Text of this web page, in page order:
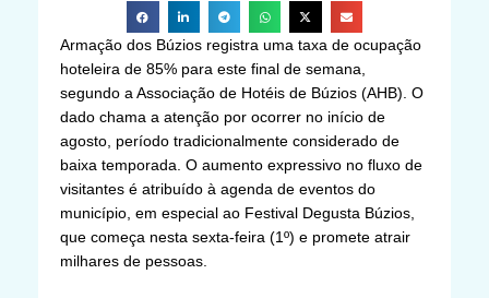
Armação dos Búzios registra uma taxa de ocupação
hoteleira de 85% para este final de semana,
segundo a Associação de Hotéis de Búzios (AHB). O
dado chama a atenção por ocorrer no início de
agosto, período tradicionalmente considerado de
baixa temporada. O aumento expressivo no fluxo de
visitantes é atribuído à agenda de eventos do
município, em especial ao Festival Degusta Búzios,
que começa nesta sexta-feira (1º) e promete atrair
milhares de pessoas.